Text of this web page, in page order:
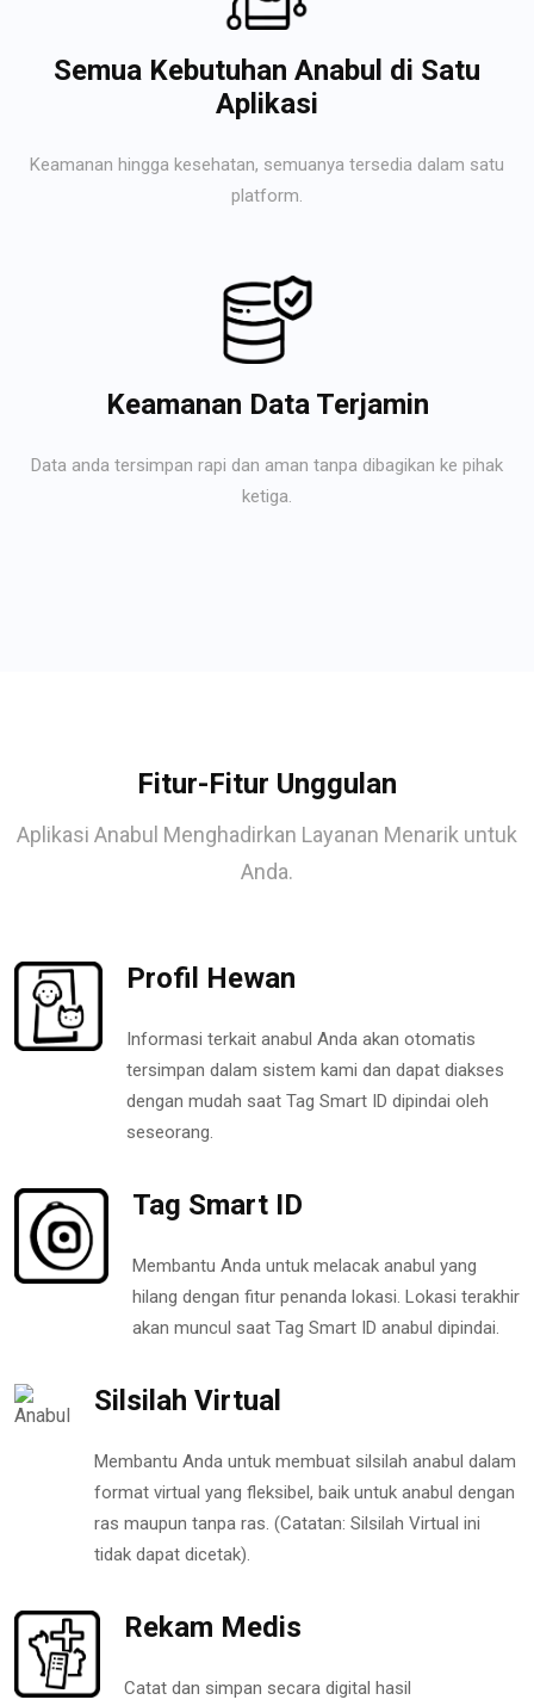
Semua Kebutuhan Anabul di Satu
Aplikasi
Keamanan hingga kesehatan, semuanya tersedia dalam satu
platform.
Keamanan Data Terjamin
Data anda tersimpan rapi dan aman tanpa dibagikan ke pihak
ketiga.
Fitur-Fitur Unggulan
Aplikasi Anabul Menghadirkan Layanan Menarik untuk
Anda.
Profil Hewan
Informasi terkait anabul Anda akan otomatis
tersimpan dalam sistem kami dan dapat diakses
dengan mudah saat Tag Smart ID dipindai oleh
seseorang.
Tag Smart ID
Membantu Anda untuk melacak anabul yang
hilang dengan fitur penanda lokasi. Lokasi terakhir
akan muncul saat Tag Smart ID anabul dipindai.
Silsilah Virtual
Membantu Anda untuk membuat silsilah anabul dalam
format virtual yang fleksibel, baik untuk anabul dengan
ras maupun tanpa ras. (Catatan: Silsilah Virtual ini
tidak dapat dicetak).
Rekam Medis
Catat dan simpan secara digital hasil